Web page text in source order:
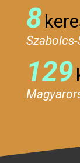
8
129